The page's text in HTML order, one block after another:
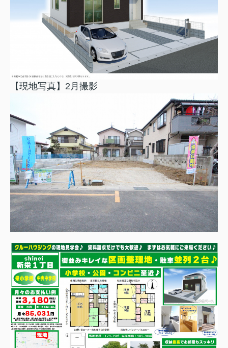
【現地写真】2月撮影